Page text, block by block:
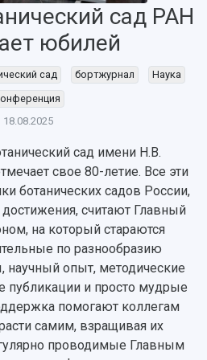
университет?
состав
направления
научные коллективы
должностей научных
совет
темы
сад РАН
юбилей
сад бортжурнал
Наука
18.08.2025
сад имени Н.В.
свое 80-летие. Все эти
ботанических садов России,
считают Главный
на который стараются
по разнообразию
опыт, методические
публикации и просто мудрые
помогают коллегам
самим, взращивая их
проводимые Главным